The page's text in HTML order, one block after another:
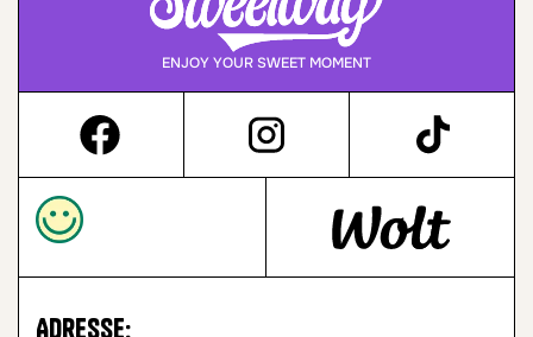
Adresse:
ENJOY YOUR SWEET MOMENT